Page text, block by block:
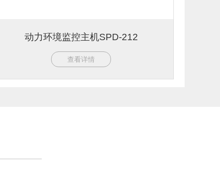
动力环境监控主机SPD-212
查看详情